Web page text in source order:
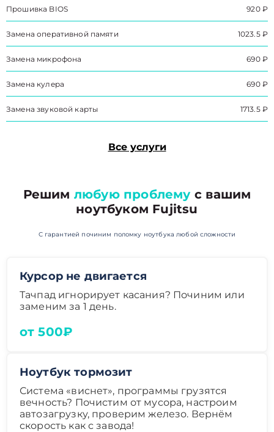
Прошивка BIOS 920 ₽
Замена оперативной памяти 1023.5 ₽
Замена микрофона 690 ₽
Замена кулера 690 ₽
Замена звуковой карты 1713.5 ₽
Все услуги
Решим любую проблему с вашим
ноутбуком Fujitsu
С гарантией починим поломку ноутбука любой сложности
Курсор не двигается
Тачпад игнорирует касания? Починим или
заменим за 1 день.
от 500₽
Ноутбук тормозит
Система «виснет», программы грузятся
вечность? Почистим от мусора, настроим
автозагрузку, проверим железо. Вернём
скорость как с завода!